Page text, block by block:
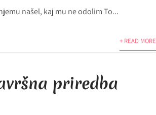
našel, kaj mu ne odolim To...
+ READ MORE
priredba